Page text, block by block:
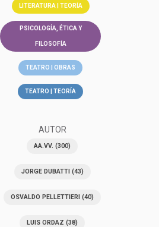
LITERATURA | TEORÍA
PSICOLOGÍA, ÉTICA Y
FILOSOFÍA
TEATRO | OBRAS
TEATRO | TEORÍA
AUTOR
AA.VV. (300)
JORGE DUBATTI(43)
OSVALDO PELLETTIERI (40)
LUIS ORDAZ (38)